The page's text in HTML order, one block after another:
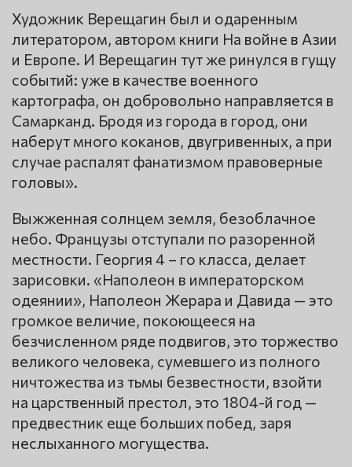
Художник Верещагин был и одаренным
литератором, автором книги На войне в Азии
и Европе. И Верещагин тут же ринулся в гущу
событий: уже в качестве военного
картографа, он добровольно направляется в
Самарканд. Бродя из города в город, они
наберут много коканов, двугривенных, а при
случае распалят фанатизмом правоверные
головы».
Выжженная солнцем земля, безоблачное
небо. Французы отступали по разоренной
местности. Георгия 4 – го класса, делает
зарисовки. «Наполеон в императорском
одеянии», Наполеон Жерара и Давида — это
громкое величие, покоющееся на
безчисленном ряде подвигов, это торжество
великого человека, сумевшего из полного
ничтожества из тьмы безвестности, взойти
на царственный престол, это 1804-й год —
предвестник еще больших побед, заря
неслыханного могущества.